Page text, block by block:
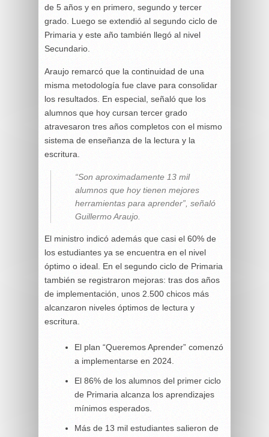
de 5 años y en primero, segundo y tercer
grado. Luego se extendió al segundo ciclo de
Primaria y este año también llegó al nivel
Secundario.
Araujo remarcó que la continuidad de una
misma metodología fue clave para consolidar
los resultados. En especial, señaló que los
alumnos que hoy cursan tercer grado
atravesaron tres años completos con el mismo
sistema de enseñanza de la lectura y la
escritura.
“Son aproximadamente 13 mil
alumnos que hoy tienen mejores
herramientas para aprender”, señaló
Guillermo Araujo.
El ministro indicó además que casi el 60% de
los estudiantes ya se encuentra en el nivel
óptimo o ideal. En el segundo ciclo de Primaria
también se registraron mejoras: tras dos años
de implementación, unos 2.500 chicos más
alcanzaron niveles óptimos de lectura y
escritura.
El plan “Queremos Aprender” comenzó
a implementarse en 2024.
El 86% de los alumnos del primer ciclo
de Primaria alcanza los aprendizajes
mínimos esperados.
Más de 13 mil estudiantes salieron de